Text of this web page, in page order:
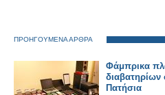
ΠΡΟΗΓΟΥΜΕΝΑ ΑΡΘΡΑ
Φάμπρικα
διαβατηρίων
Πατήσια